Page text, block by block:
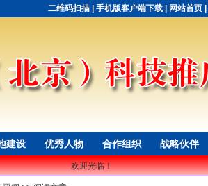
二维码扫描 手机版客户端下载 网站首页
建设 优秀人物 合作组织 战略伙伴
欢迎光临！